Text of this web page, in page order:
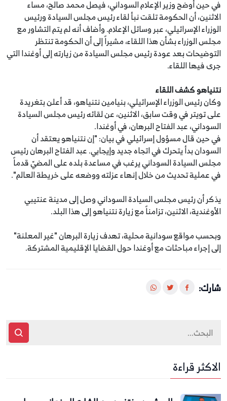
في حين أوضح وزير الإعلام السوداني، فيصل محمد صالح، مساء
الاثنين، أن الحكومة تلقت نبأ لقاء رئيس مجلس السيادة ورئيس
الوزراء الإسرائيلي، عبر وسائل الإعلام. وأضاف أنه لم يتم التشاور مع
مجلس الوزراء بشأن هذا اللقاء، مشيراً إلى أن الحكومة تنتظر
التوضيحات بعد عودة رئيس مجلس السيادة من زيارته إلى أوغندا التي
جرى فيها اللقاء.
نتنياهو كشف اللقاء
وكان رئيس الوزراء الإسرائيلي، بنيامين نتنياهو، قد أعلن بتغريدة
على تويتر في وقت سابق، الاثنين، عن لقائه رئيس مجلس السيادة
السوداني، عبد الفتاح البرهان، في أوغندا.
في حين قال مسؤول إسرائيلي في بيان: "إن نتنياهو يعتقد أن
السودان بدأ يتحرك في اتجاه جديد وإيجابي. عبد الفتاح البرهان رئيس
مجلس السيادة السوداني يرغب في مساعدة بلده على المضيّ قدماً
في عملية تحديث من خلال إنهاء عزلته ووضعه على خريطة العالم".
يذكر أن رئيس مجلس السيادة السوداني وصل إلى مدينة عنتيبي
الأوغندية، الاثنين، تزامناً مع زيارة نتنياهو إلى هذا البلد.
وبحسب مواقع سودانية محلية، تهدف زيارة البرهان "غير المعلنة"
إلى إجراء مباحثات مع أوغندا حول القضايا الإقليمية المشتركة.
شارك:
الاكثر قراءة